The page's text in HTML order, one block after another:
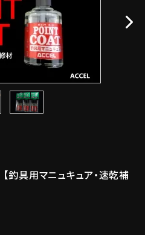
釣具用マニュキュア・速乾補